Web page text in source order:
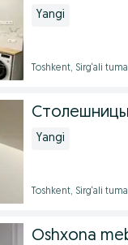
Yangi
Toshkent, Sirg‘ali
Yangi
Toshkent, Sirg‘ali
Oshxona